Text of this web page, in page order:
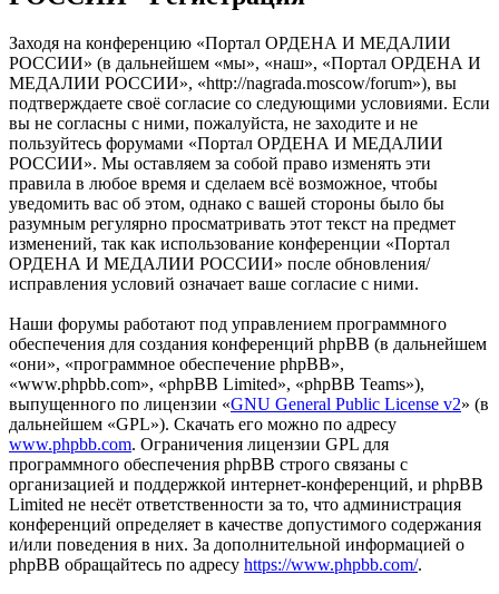
Заходя на конференцию «Портал ОРДЕНА И МЕДАЛИИ
РОССИИ» (в дальнейшем «мы», «наш», «Портал ОРДЕНА И
МЕДАЛИИ РОССИИ», «http://nagrada.moscow/forum»), вы
подтверждаете своё согласие со следующими условиями. Если
вы не согласны с ними, пожалуйста, не заходите и не
пользуйтесь форумами «Портал ОРДЕНА И МЕДАЛИИ
РОССИИ». Мы оставляем за собой право изменять эти
правила в любое время и сделаем всё возможное, чтобы
уведомить вас об этом, однако с вашей стороны было бы
разумным регулярно просматривать этот текст на предмет
изменений, так как использование конференции «Портал
ОРДЕНА И МЕДАЛИИ РОССИИ» после обновления/
исправления условий означает ваше согласие с ними.
Наши форумы работают под управлением программного
обеспечения для создания конференций phpBB (в дальнейшем
«они», «программное обеспечение phpBB»,
«www.phpbb.com», «phpBB Limited», «phpBB Teams»),
выпущенного по лицензии «GNU General Public License v2» (в
дальнейшем «GPL»). Скачать его можно по адресу
www.phpbb.com. Ограничения лицензии GPL для
программного обеспечения phpBB строго связаны с
организацией и поддержкой интернет-конференций, и phpBB
Limited не несёт ответственности за то, что администрация
конференций определяет в качестве допустимого содержания
и/или поведения в них. За дополнительной информацией о
phpBB обращайтесь по адресу https://www.phpbb.com/.